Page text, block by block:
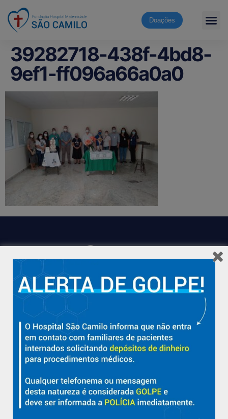
Doações
39282718-438f-4bd8-
9ef1-ff096a66a0a0
Hospital São Camilo – há mais de 50 anos cuidando da saúde
com qualidade, acolhimento e compromisso com a vida em
Sobre
Nossa História e Fundador